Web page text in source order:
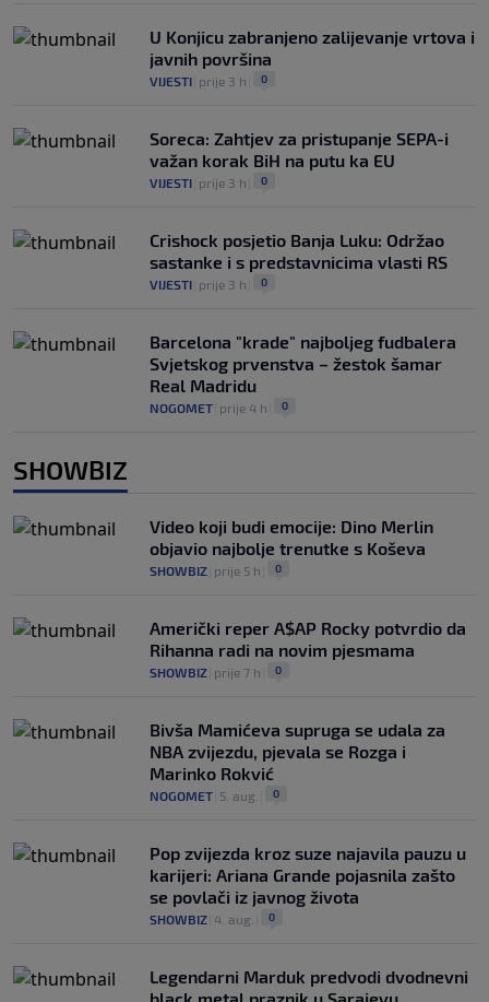
U Konjicu zabranjeno zalijevanje vrtova i
javnih površina
VIJESTI prije 3 h 0
Soreca: Zahtjev za pristupanje SEPA-i
važan korak BiH na putu ka EU
VIJESTI prije 3 h 0
Crishock posjetio Banja Luku: Održao
sastanke i s predstavnicima vlasti RS
VIJESTI prije 3 h 0
Barcelona "krade" najboljeg fudbalera
Svjetskog prvenstva – žestok šamar
Real Madridu
NOGOMET prije 4 h 0
SHOWBIZ
Video koji budi emocije: Dino Merlin
objavio najbolje trenutke s Koševa
SHOWBIZ prije 5 h 0
Američki reper A$AP Rocky potvrdio da
Rihanna radi na novim pjesmama
SHOWBIZ prije 7 h 0
Bivša Mamićeva supruga se udala za
NBA zvijezdu, pjevala se Rozga i
Marinko Rokvić
NOGOMET 5. aug. 0
Pop zvijezda kroz suze najavila pauzu u
karijeri: Ariana Grande pojasnila zašto
se povlači iz javnog života
SHOWBIZ 4. aug. 0
Legendarni Marduk predvodi dvodnevni